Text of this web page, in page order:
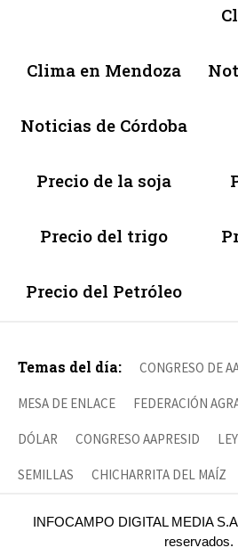
Clima en Mendoza
Noticias de Córdoba
Precio de la soja
Precio del trigo
Precio del Petróleo
Temas del día: CONGRESO DE
MESA DE ENLACE FEDERACIÓN
DÓLAR CONGRESO AAPRESID
SEMILLAS CHICHARRITA DEL MAÍZ
INFOCAMPO DIGITAL MEDIA
reservados.